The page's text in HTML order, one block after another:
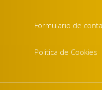
Formulario de
Politica de Cookies